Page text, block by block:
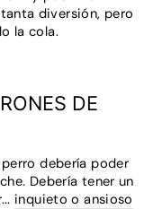
diversión, pero
la cola.
DE
perro debería poder
Debería tener un
inquieto o ansioso